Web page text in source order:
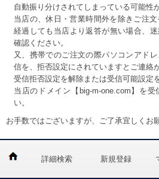
自動振り分けされてしまっている可能性
当店の、休日・営業時間外を除きご注
経過しても当店より返答が無い場合、
確認ください。
又、携帯でのご注文の際パソコンアド
信を、拒否設定にされていますとご連絡
受信拒否設定を解除または受信可能設定
当店のドメイン【big-m-one.com】を
い。
お手数ではございますが、ご了承宜しくお
詳細検索 新規登録